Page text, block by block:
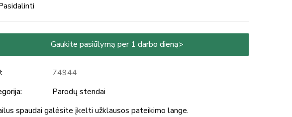
Gaukite pasiūlymą per 1 darbo dieną>
74944
Parodų stendai
spaudai galėsite įkelti užklausos pateikimo lange.